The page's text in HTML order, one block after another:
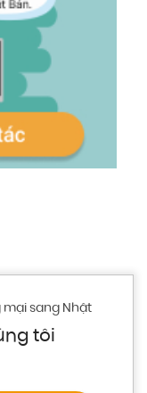
mại sang Nhật
tôi